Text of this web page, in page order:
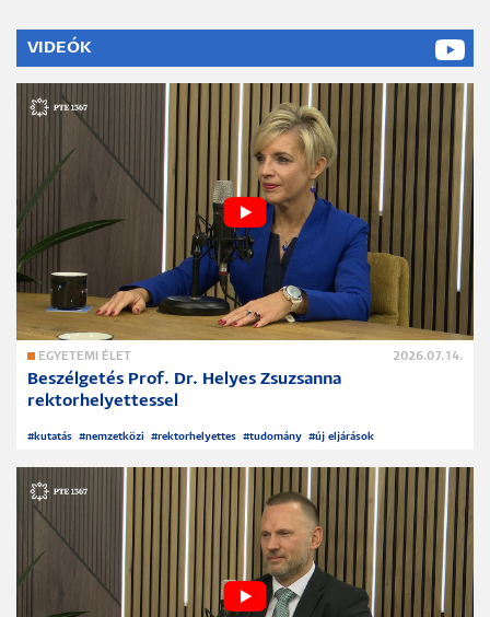
VIDEÓK
EGYETEMI ÉLET 2026.07.14.
Beszélgetés Prof. Dr. Helyes Zsuzsanna
rektorhelyettessel
# kutatás #nemzetközi #rektorhelyettes #tudomány #új eljárások